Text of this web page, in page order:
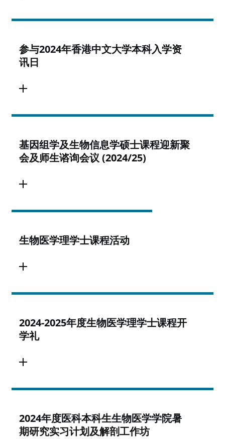
参与2024年香港中文大学本科入学资
讯日
基因组学及生物信息学硕士课程迎新聚
会及师生谘询会议 (2024/25)
生物医学理学士课程活动
2024-2025年度生物医学理学士课程开
学礼
2024年度医科本科生生物医学学院暑
期研究实习计划及解剖工作坊